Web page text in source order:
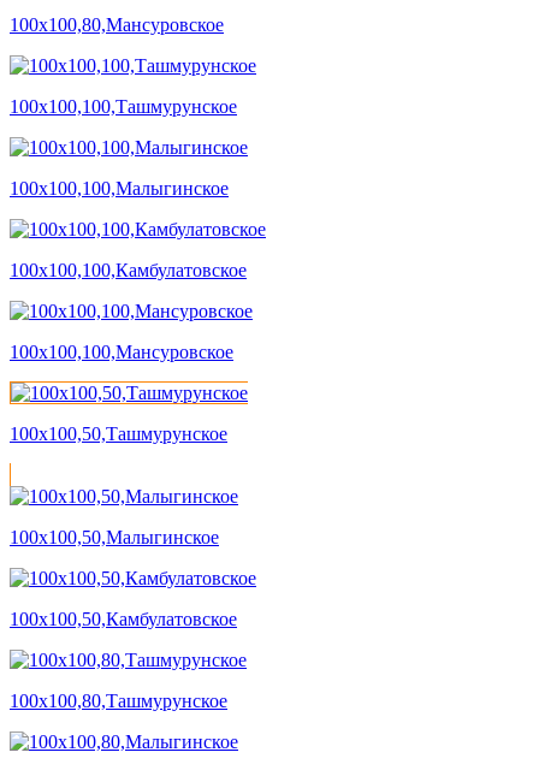
100х100,80,Мансуровское
100х100,100,Ташмурунское
100х100,100,Малыгинское
100х100,100,Камбулатовское
100х100,100,Мансуровское
100х100,50,Ташмурунское
100х100,50,Малыгинское
100х100,50,Камбулатовское
100х100,80,Ташмурунское